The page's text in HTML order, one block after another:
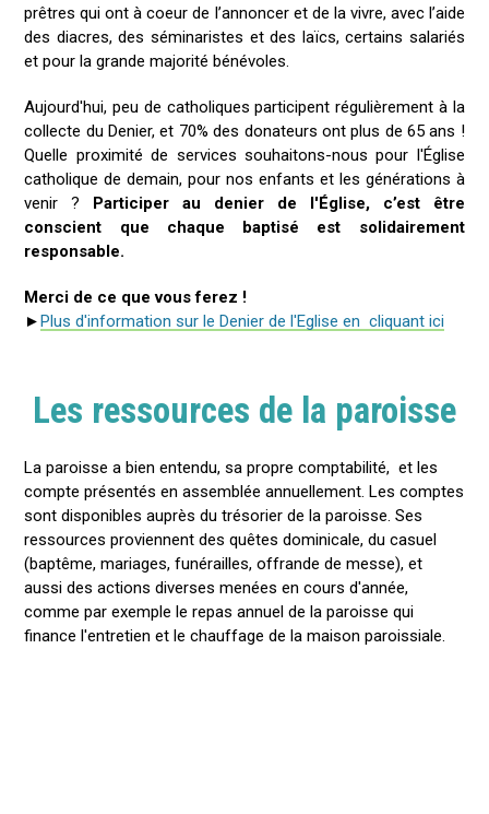
prêtres qui ont à coeur de l’annoncer et de la vivre, avec l’aide
des diacres, des séminaristes et des laïcs, certains salariés
et pour la grande majorité bénévoles.
Aujourd'hui, peu de catholiques participent régulièrement à la
collecte du Denier, et 70% des donateurs ont plus de 65 ans !
Quelle proximité de services souhaitons-nous pour l'Église
catholique de demain, pour nos enfants et les générations à
venir ? Participer au denier de l'Église, c’est être
conscient que chaque baptisé est solidairement
responsable.
Merci de ce que vous ferez !
►Plus d'information sur le Denier de l'Eglise en cliquant ici
Les ressources de la paroisse
La paroisse a bien entendu, sa propre comptabilité, et les
compte présentés en assemblée annuellement. Les comptes
sont disponibles auprès du trésorier de la paroisse. Ses
ressources proviennent des quêtes dominicale, du casuel
(baptême, mariages, funérailles, offrande de messe), et
aussi des actions diverses menées en cours d'année,
comme par exemple le repas annuel de la paroisse qui
finance l'entretien et le chauffage de la maison paroissiale.